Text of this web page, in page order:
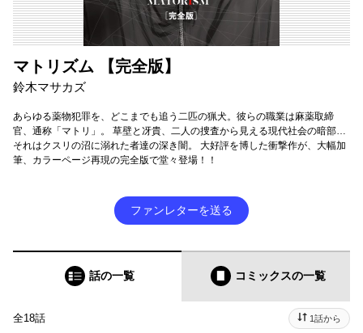
マトリズム 【完全版】
鈴木マサカズ
あらゆる薬物犯罪を、どこまでも追う二匹の猟犬。彼らの職業は麻薬取締
官、通称「マトリ」。 草壁と冴貴、二人の捜査から見える現代社会の暗部…
それはクスリの沼に溺れた者達の深き闇。 大好評を博した衝撃作が、大幅加
筆、カラーページ再現の完全版で堂々登場！！
ファンレターを送る
話の一覧 コミックスの一覧
全18話 1話から